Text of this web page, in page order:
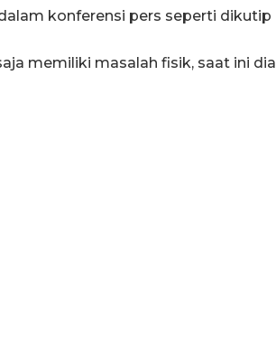
konferensi pers seperti dikutip
memiliki masalah fisik, saat ini